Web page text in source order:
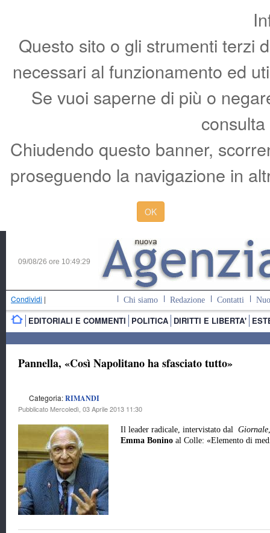
Questo sito o gli strumenti terzi
necessari al funzionamento ed
Se vuoi saperne di più o
Chiudendo questo banner,
proseguendo la navigazione in
OK
09/08/26 ore 10:49:30
Condividi | Chi siamo Redazione Contatti
EDITORIALI E COMMENTI POLITICA DIRITTI E LIBERTA'
Pannella, «Così Napolitano ha sfasciato tutto»
Categoria:RIMANDI
Pubblicato Mercoledì, 03 Aprile 2013 11:30
Il leader radicale, intervistato dal Giornale
Emma Bonino al Colle: «Elemento di